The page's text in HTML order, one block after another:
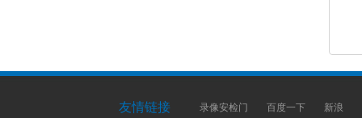
友情链接 录像安检门 百度一下 新浪